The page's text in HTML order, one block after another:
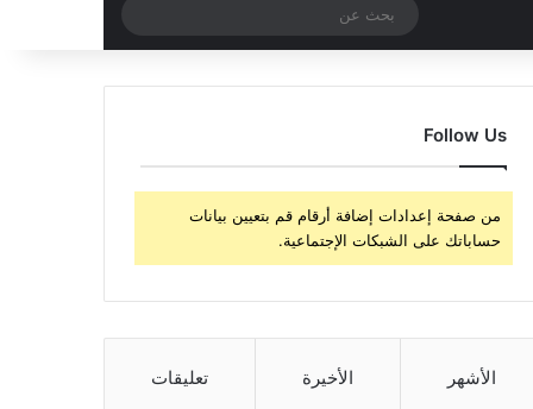
مقال عشوائي
عن
Follow Us
من صفحة إعدادات إضافة أرقام قم بتعيين بيانات
حساباتك على الشبكات الإجتماعية.
الأشهر الأخيرة تعليقات